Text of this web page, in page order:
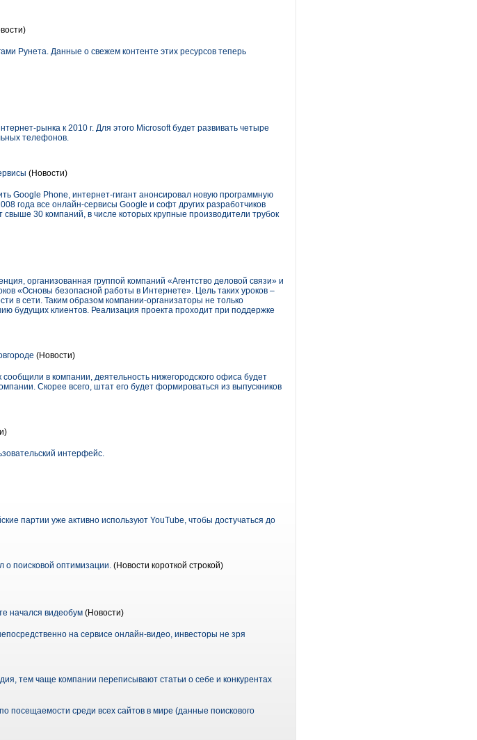
Рунета. Данные о свежем контенте этих ресурсов теперь
рынка к 2010 г. Для этого Microsoft будет развивать четыре
телефонов.
(Новости)
Google Phone, интернет-гигант анонсировал новую программную
года все онлайн-сервисы Google и софт других разработчиков
30 компаний, в числе которых крупные производители трубок
организованная группой компаний «Агентство деловой связи» и
«Основы безопасной работы в Интернете». Цель таких уроков –
в сети. Таким образом компании-организаторы не только
будущих клиентов. Реализация проекта проходит при поддержке
(Новости)
в компании, деятельность нижегородского офиса будет
Скорее всего, штат его будет формироваться из выпускников
интерфейс.
партии уже активно используют YouTube, чтобы достучаться до
поисковой оптимизации. (Новости короткой строкой)
начался видеобум (Новости)
на сервисе онлайн-видео, инвесторы не зря
тем чаще компании переписывают статьи о себе и конкурентах
посещаемости среди всех сайтов в мире (данные поискового